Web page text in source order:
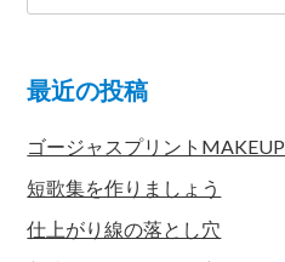
最近の投稿
ゴージャスプリントMAKEUP
短歌集を作りましょう
仕上がり線の落とし穴